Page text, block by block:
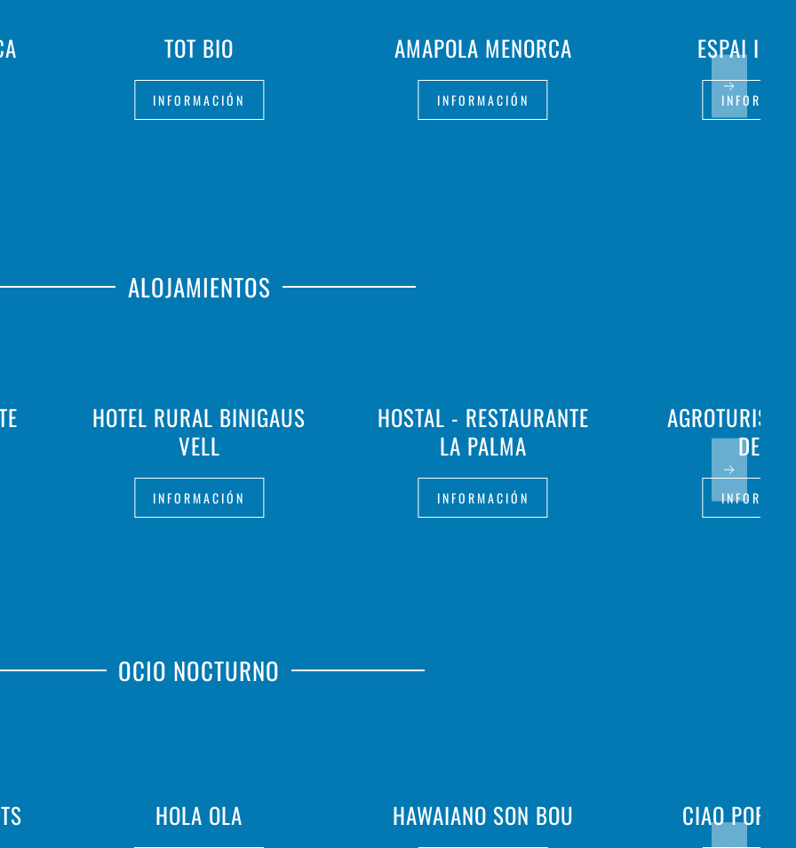
TOT BIO
INFORMACIÓN
AMAPOLA MENORCA
INFORMACIÓN
ESPAI
ALOJAMIENTOS
HOTEL RURAL BINIGAUS
VELL
INFORMACIÓN
HOSTAL - RESTAURANTE
LA PALMA
INFORMACIÓN
DES PÍ
OCIO NOCTURNO
HOLA OLA HAWAIANO SON BOU CIAO PORT